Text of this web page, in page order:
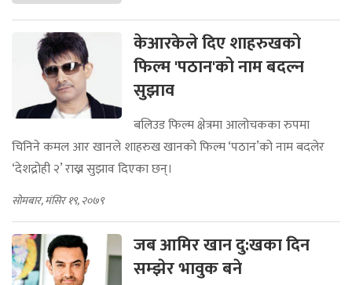
केआरकेले दिए शाहरुखको
फिल्म 'पठान'को नाम बदल्न
सुझाव
बलिउड फिल्म क्षेत्रमा आलोचकका रुपमा
चिनिने कमल आर खानले शाहरुख खानको फिल्म ‘पठान’को नाम बदलेर
‘देशद्रोही २’ राख्न सुझाव दिएका छन्।
सोमबार, मंसिर १९, २०७९
जब आमिर खान दु:खका दिन
सम्झेर भावुक बने